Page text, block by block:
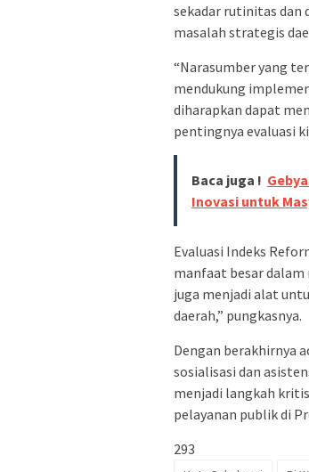
sekadar rutinitas dan
masalah strategis
“Narasumber yang
mendukung
diharapkan dapat
pentingnya evaluasi
Baca juga !
Inovasi untuk
Evaluasi Indeks
manfaat besar
juga menjadi alat
daerah,” pungkasnya.
Dengan berakhirnya
sosialisasi dan
menjadi langkah
pelayanan publik di
293